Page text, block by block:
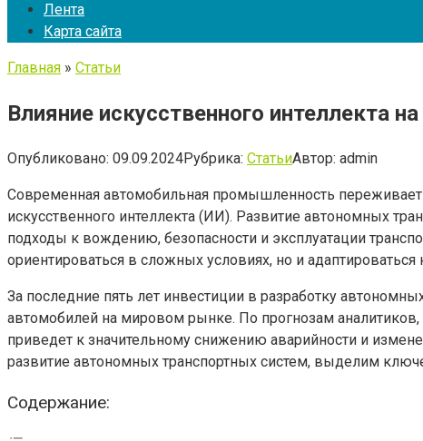
Лента
Карта сайта
Главная » Статьи
Влияние искусственного интеллекта
Опубликовано: 09.09.2024Рубрика: СтатьиАвтор: admin
Современная автомобильная промышленность
искусственного интеллекта (ИИ). Развитие автономных
подходы к вождению, безопасности и эксплуатации
ориентироваться в сложных условиях, но и
За последние пять лет инвестиции в разработку
автомобилей на мировом рынке. По прогнозам
приведет к значительному снижению аварийности и
развитие автономных транспортных систем, выделим
Содержание: